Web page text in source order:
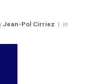
Jean-Pol Cirriez in